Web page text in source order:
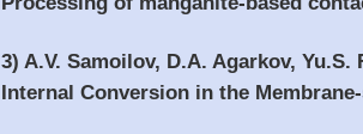
3) A.V. Samoilov, D.A. Agarkov,
Internal Conversion in the